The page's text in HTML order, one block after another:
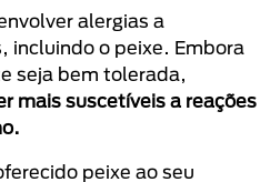
alergias a
incluindo o peixe. Embora
seja bem tolerada,
mais suscetíveis a reações
peixe ao seu